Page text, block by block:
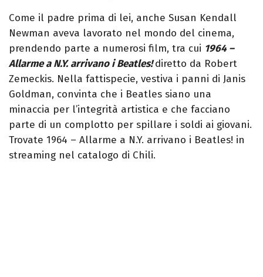
Come il padre prima di lei, anche Susan Kendall
Newman aveva lavorato nel mondo del cinema,
prendendo parte a numerosi film, tra cui 1964 –
Allarme a N.Y. arrivano i Beatles! diretto da Robert
Zemeckis. Nella fattispecie, vestiva i panni di Janis
Goldman, convinta che i Beatles siano una
minaccia per l’integrità artistica e che facciano
parte di un complotto per spillare i soldi ai giovani.
Trovate 1964 – Allarme a N.Y. arrivano i Beatles! in
streaming nel catalogo di Chili.